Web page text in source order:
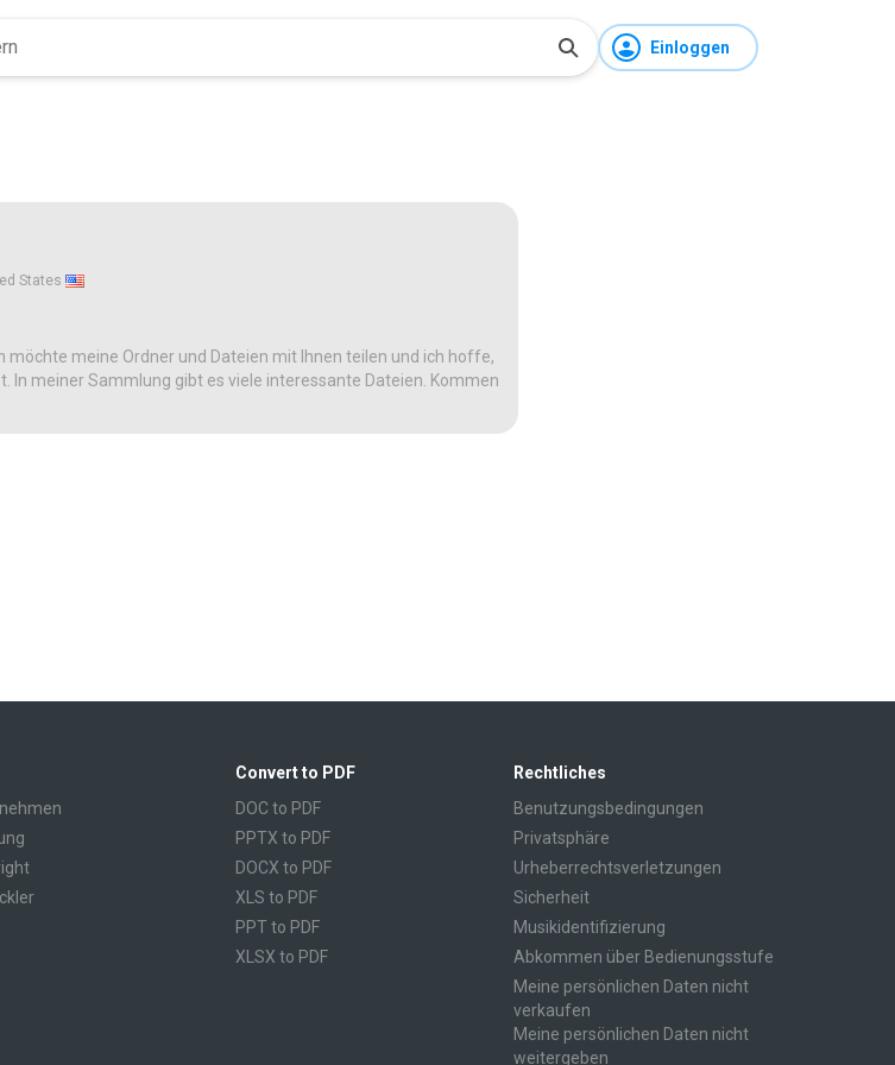
Einloggen
States
möchte meine Ordner und Dateien mit Ihnen teilen und ich hoffe,
In meiner Sammlung gibt es viele interessante Dateien. Kommen
Convert to PDF
DOC to PDF
PPTX to PDF
DOCX to PDF
XLS to PDF
PPT to PDF
XLSX to PDF
Rechtliches
Benutzungsbedingungen
Privatsphäre
Urheberrechtsverletzungen
Sicherheit
Musikidentifizierung
Abkommen über Bedienungsstufe
Meine persönlichen Daten nicht
verkaufen
Meine persönlichen Daten nicht
weitergeben